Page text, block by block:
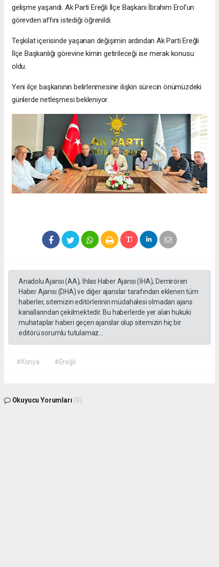
gelişme yaşandı. Ak Parti Ereğli İlçe Başkanı İbrahim Erol’un
görevden affını istediği öğrenildi.
Teşkilat içerisinde yaşanan değişimin ardından Ak Parti Ereğli
İlçe Başkanlığı görevine kimin getirileceği ise merak konusu
oldu.
Yeni ilçe başkanının belirlenmesine ilişkin sürecin önümüzdeki
günlerde netleşmesi bekleniyor.
Anadolu Ajansı (AA), İhlas Haber Ajansı (İHA), Demirören
Haber Ajansı (DHA) ve diğer ajanslar tarafından eklenen tüm
haberler, sitemizin editörlerinin müdahalesi olmadan ajans
kanallarından çekilmektedir. Bu haberlerde yer alan hukuki
muhataplar haberi geçen ajanslar olup sitemizin hiç bir
editörü sorumlu tutulamaz...
#Konya #Ereğli
Okuyucu Yorumları (0)